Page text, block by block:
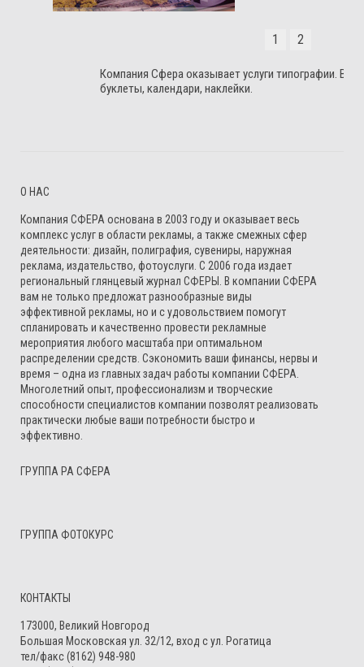
1 2
Компания Сфера оказывает услуги типографии.
буклеты, календари, наклейки.
О НАС
Компания СФЕРА основана в 2003 году и оказывает весь
комплекс услуг в области рекламы, а также смежных сфер
деятельности: дизайн, полиграфия, сувениры, наружная
реклама, издательство, фотоуслуги. С 2006 года издает
региональный глянцевый журнал СФЕРЫ. В компании СФЕРА
вам не только предложат разнообразные виды
эффективной рекламы, но и с удовольствием помогут
спланировать и качественно провести рекламные
мероприятия любого масштаба при оптимальном
распределении средств. Сэкономить ваши финансы, нервы и
время – одна из главных задач работы компании СФЕРА.
Многолетний опыт, профессионализм и творческие
способности специалистов компании позволят реализовать
практически любые ваши потребности быстро и
эффективно.
ГРУППА РА СФЕРА
ГРУППА ФОТОКУРС
КОНТАКТЫ
173000, Великий Новгород
Большая Московская ул. 32/12, вход с ул. Рогатица
тел/факс (8162) 948-980